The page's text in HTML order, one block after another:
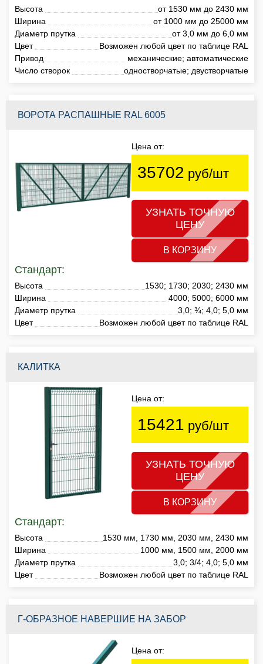
Высота
от 1530 мм до 2430 мм
Ширина
от 1000 мм до 25000 мм
Диаметр прутка
от 3,0 мм до 6,0 мм
Цвет
Возможен любой цвет по таблице RAL
Привод
механические; автоматические
Число створок
одностворчатые; двустворчатые
ВОРОТА РАСПАШНЫЕ RAL 6005
Цена от:
35702 руб/шт
УЗНАТЬ ТОЧНУЮ
ЦЕНУ
В КОРЗИНУ
Стандарт:
Высота
1530; 1730; 2030; 2430 мм
Ширина
4000; 5000; 6000 мм
Диаметр прутка
3,0; ¾; 4,0; 5,0 мм
Цвет
Возможен любой цвет по таблице RAL
КАЛИТКА
Цена от:
15421 руб/шт
УЗНАТЬ ТОЧНУЮ
ЦЕНУ
В КОРЗИНУ
Стандарт:
Высота
1530 мм, 1730 мм, 2030 мм, 2430 мм
Ширина
1000 мм, 1500 мм, 2000 мм
Диаметр прутка
3,0; 3/4; 4,0; 5,0 мм
Цвет
Возможен любой цвет по таблице RAL
Г-ОБРАЗНОЕ НАВЕРШИЕ НА ЗАБОР
Цена от: